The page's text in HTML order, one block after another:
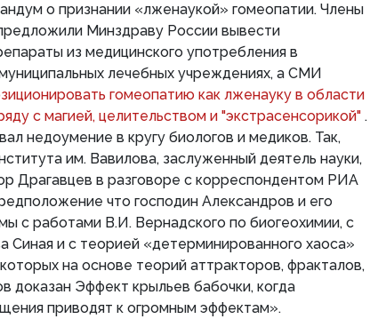
о признании «лженаукой» гомеопатии. Члены
Минздраву России вывести
из медицинского употребления в
лечебных учреждениях, а СМИ
гомеопатию как лженауку в области
с магией, целительством и "экстрасенсорикой" .
недоумение в кругу биологов и медиков. Так,
им. Вавилова, заслуженный деятель науки,
Драгавцев в разговоре с корреспондентом РИА
что господин Александров и его
с работами В.И. Вернадского по биогеохимии, с
Синая и с теорией «детерминированного хаоса»
на основе теорий аттракторов, фракталов,
доказан Эффект крыльев бабочки, когда
приводят к огромным эффектам».